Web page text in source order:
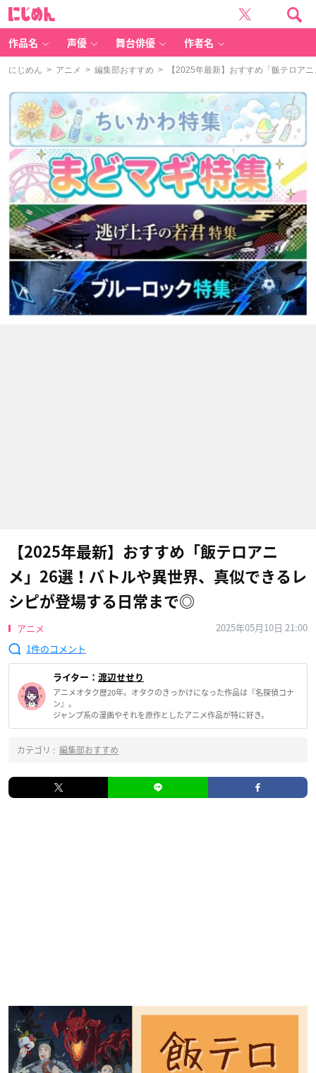
作品名 声優 舞台俳優 作者名
にじめん > アニメ > 編集部おすすめ > 【2025年最新】おすすめ「飯テロア
【2025年最新】おすすめ「飯テロアニ
メ」26選！バトルや異世界、真似できるレ
シピが登場する日常まで◎
アニメ
2025年05月10日 21:00
1
ライター： 渡辺せせり
アニメオタク歴20年。オタクのきっかけになった作品は『名探偵コナ
ン』。
ジャンプ系の漫画やそれを原作としたアニメ作品が特に好き。
カテゴリ : 編集部おすすめ